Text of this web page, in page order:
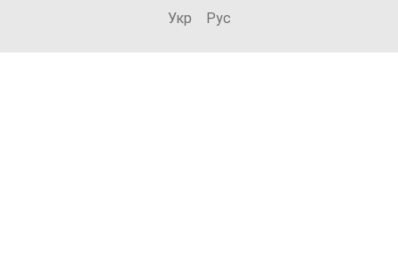
Укр Рус